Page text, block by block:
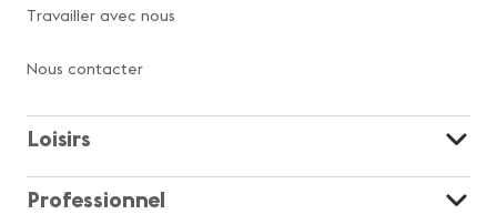
Travailler avec nous
Nous contacter
Loisirs
Professionnel